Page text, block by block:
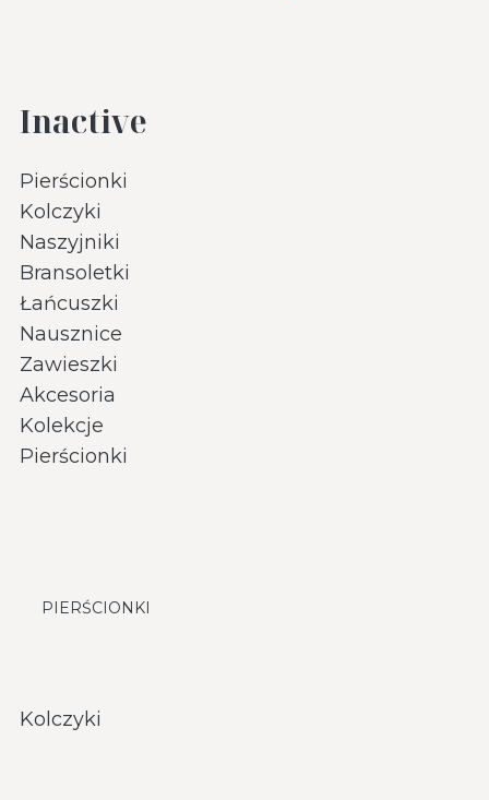
Inactive
Pierścionki
Kolczyki
Naszyjniki
Bransoletki
Łańcuszki
Nausznice
Zawieszki
Akcesoria
Kolekcje
Pierścionki
PIERŚCIONKI
Kolczyki